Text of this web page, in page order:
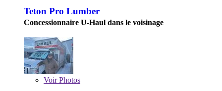
Teton Pro Lumber
Concessionnaire U-Haul dans le voisinage
VoirPhotos